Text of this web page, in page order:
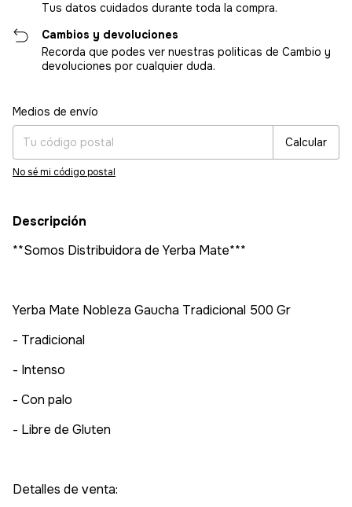
Tus datos cuidados durante toda la compra.
Cambios y devoluciones
Recorda que podes ver nuestras politicas de Cambio y
devoluciones por cualquier duda.
Entregas para el CP:
Medios de envío
Calcular
No sé mi código postal
Descripción
**Somos Distribuidora de Yerba Mate***
Yerba Mate Nobleza Gaucha Tradicional 500 Gr
- Tradicional
- Intenso
- Con palo
- Libre de Gluten
Detalles de venta: